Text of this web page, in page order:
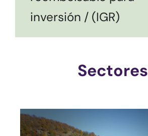
inversión / (IGR)
Sectores